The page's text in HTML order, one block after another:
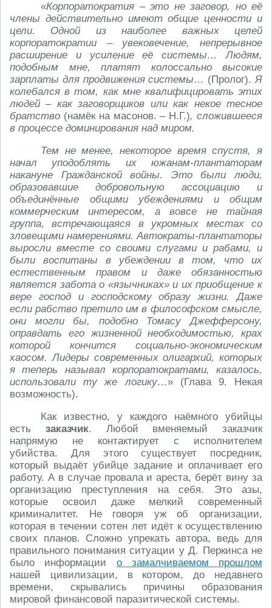
«Корпоратократия – это не заговор, но её
члены действительно имеют общие ценности и
цели. Одной из наиболее важных целей
корпоратократии – увековечение, непрерывное
расширение и усиление её системы… Людям,
подобным мне, платят колоссально высокие
зарплаты для продвижения системы… (Пролог).Я
колебался в том, как мне квалифицировать этих
людей – как заговорщиков или как некое тесное
братство (намёк на масонов. – Н.Г.), сложившееся
в процессе доминирования над миром.
Тем не менее, некоторое время спустя, я
начал уподоблять их южанам‑плантаторам
накануне Гражданской войны. Это были люди,
образовавшие добровольную ассоциацию и
объединённые общими убеждениями и общим
коммерческим интересом, а вовсе не тайная
группа, встречающаяся в укромных местах со
зловещими намерениями. Автократы‑плантаторы
выросли вместе со своими слугами и рабами, и
были воспитаны в убеждении в том, что их
естественным правом и даже обязанностью
является забота о «язычниках» и их приобщение к
вере господ и господскому образу жизни. Даже
если рабство претило им в философском смысле,
они могли бы, подобно Томасу Джефферсону,
оправдать его жизненной необходимостью, крах
которой кончится социально‑экономическим
хаосом. Лидеры современных олигархий, которых
я теперь называл корпоратократами, казалось,
использовали ту же логику…» (Глава 9. Некая
возможность).
Как известно, у каждого наёмного убийцы
есть заказчик. Любой вменяемый заказчик
напрямую не контактирует с исполнителем
убийства. Для этого существует посредник,
который выдаёт убийце задание и оплачивает его
работу. А в случае провала и ареста, берёт вину за
организацию преступления на себя. Это азы,
которые освоил даже мелкий современный
криминалитет. Не говоря уж об организации,
которая в течении сотен лет идёт к осуществлению
своих планов. Сложно упрекать автора, ведь для
правильного понимания ситуации у Д. Перкинса не
было информации о замалчиваемом прошлом
нашей цивилизации, в котором, до недавнего
времени, скрывались причины образования
мировой финансовой паразитической системы.